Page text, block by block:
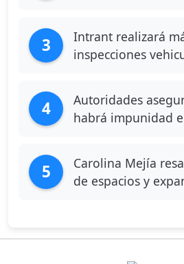
3
Intrant realizará
inspecciones
4
Autoridades
habrá impunidad
5
Carolina Mejía
de espacios y